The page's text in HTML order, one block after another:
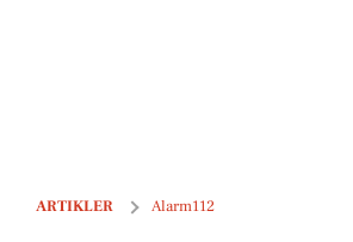
ARTIKLER Alarm112
Letbanetur mod Lystrup endte med sigtelse